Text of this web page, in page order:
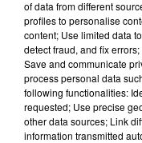
7
7
of data from different
profiles to personalise
content; Use limited data
detect fraud, and fix
Save and communicate
process personal data
following functionalities:
requested; Use precise
other data sources; Link
information transmitted